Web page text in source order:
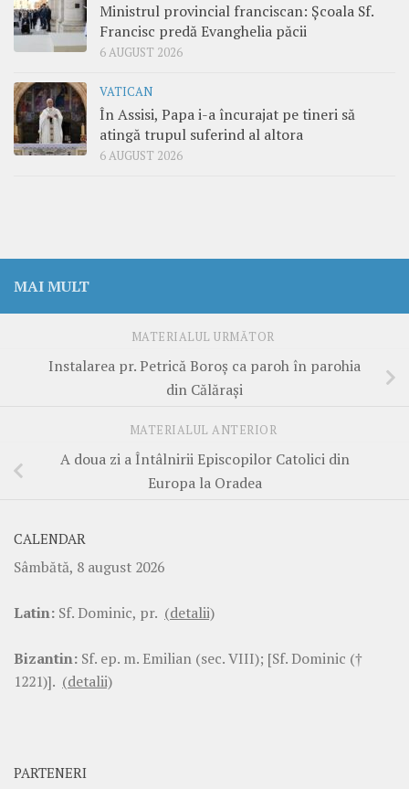
Ministrul provincial franciscan: Școala Sf.
Francisc predă Evanghelia păcii
6 AUGUST 2026
VATICAN
În Assisi, Papa i-a încurajat pe tineri să
atingă trupul suferind al altora
6 AUGUST 2026
MAI MULT
MATERIALUL URMĂTOR
Instalarea pr. Petrică Boroș ca paroh în parohia
din Călărași
MATERIALUL ANTERIOR
A doua zi a Întâlnirii Episcopilor Catolici din
Europa la Oradea
CALENDAR
Sâmbătă, 8 august 2026
Latin: Sf. Dominic, pr. (detalii)
Bizantin: Sf. ep. m. Emilian (sec. VIII); [Sf. Dominic (†
1221)]. (detalii)
PARTENERI